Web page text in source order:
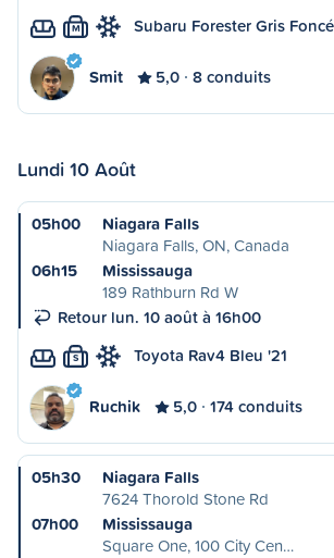
M Subaru Forester Gris
Smit 5,0 8 conduits
Lundi 10 Août
05h00
Niagara Falls
Niagara Falls, ON, Canada
06h15
Mississauga
189 Rathburn Rd W
Retour lun. 10 août à 16h00
S Toyota Rav4 Bleu '21
Ruchik 5,0 174 conduits
05h30
Niagara Falls
7624 Thorold Stone Rd
07h00
Mississauga
Square One, 100 City Cen…